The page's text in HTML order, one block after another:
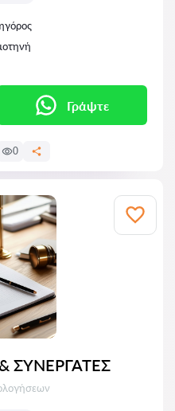
Γράψτε
0
ΣΥΝΕΡΓΑΤΕΣ